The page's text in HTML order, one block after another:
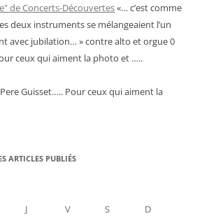
de Concerts-Découvertes«… c’est comme
deux instruments se mélangeaient l’un
avec jubilation… » contre alto et orgue 0
ceux qui aiment la photo et …..
Pere Guisset….. Pour ceux qui aiment la
ARTICLES PUBLIÉS
J V S
D